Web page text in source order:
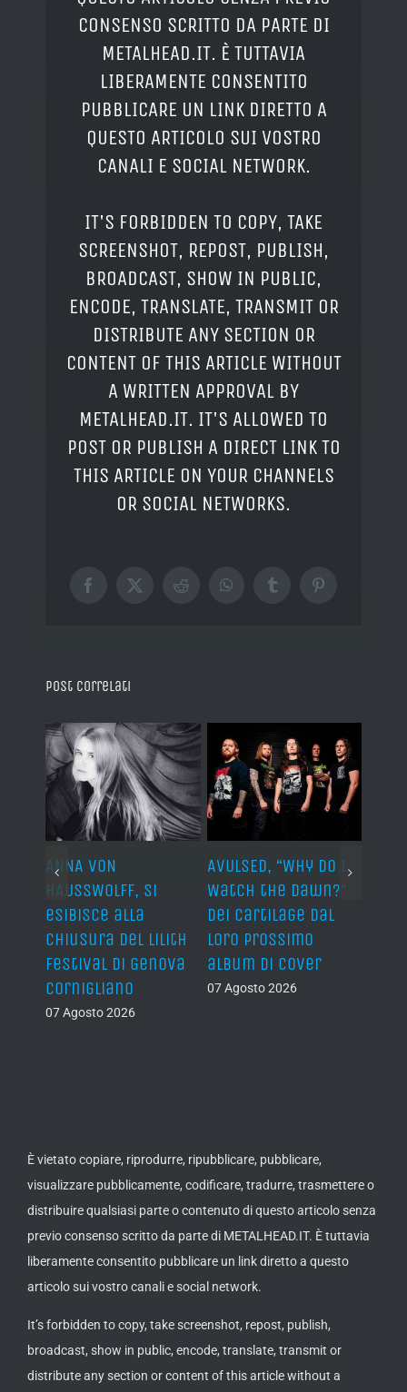
CONSENSO SCRITTO DA PARTE DI
METALHEAD.IT. È TUTTAVIA
LIBERAMENTE CONSENTITO
PUBBLICARE UN LINK DIRETTO A
QUESTO ARTICOLO SUI VOSTRO
CANALI E SOCIAL NETWORK.
IT'S FORBIDDEN TO COPY, TAKE
SCREENSHOT, REPOST, PUBLISH,
BROADCAST, SHOW IN PUBLIC,
ENCODE, TRANSLATE, TRANSMIT OR
DISTRIBUTE ANY SECTION OR
CONTENT OF THIS ARTICLE WITHOUT
A WRITTEN APPROVAL BY
METALHEAD.IT. IT'S ALLOWED TO
POST OR PUBLISH A DIRECT LINK TO
THIS ARTICLE ON YOUR CHANNELS
OR SOCIAL NETWORKS.
Facebook
X RedditWhatsAppTumblrPinterest
Post correlati
ANNA VON
HAUSSWOLFF, si
esibisce alla
chiusura del Lilith
Festival di Genova
Cornigliano
07 Agosto 2026
AVULSED, “Why Do I
Watch the Dawn?”
dei Cartilage dal
loro prossimo
album di cover
07 Agosto 2026
È vietato copiare, riprodurre, ripubblicare, pubblicare,
visualizzare pubblicamente, codificare, tradurre, trasmettere o
distribuire qualsiasi parte o contenuto di questo articolo senza
previo consenso scritto da parte di METALHEAD.IT. È tuttavia
liberamente consentito pubblicare un link diretto a questo
articolo sui vostro canali e social network.
It’s forbidden to copy, take screenshot, repost, publish,
broadcast, show in public, encode, translate, transmit or
distribute any section or content of this article without a